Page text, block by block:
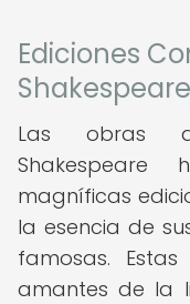
Ediciones
Shakespeare
Las obras
magníficas
la esencia de
famosas.
amantes de la